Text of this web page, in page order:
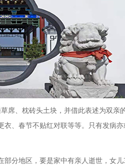
、枕砖头土块，并借此表述为双亲
、春节不贴红对联等等。只有发病
部分地区，要是家中有亲人逝世，女儿